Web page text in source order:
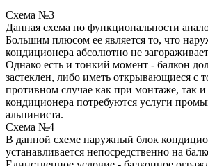
Схема №3
Данная схема по функциональности
Большим плюсом ее является то, что
кондиционера абсолютно не
Однако есть и тонкий момент - балкон
застеклен, либо иметь открывающиеся с
противном случае как при монтаже, так
кондиционера потребуются услуги
альпиниста.
Схема №4
В данной схеме наружный блок
устанавливается непосредственно на